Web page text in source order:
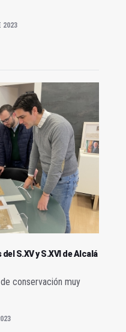
2023
S.XV y S.XVI de Alcalá
conservación muy